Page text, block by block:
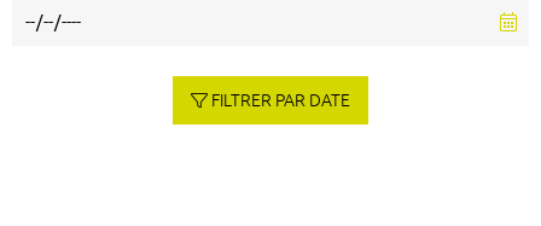
FILTRER PAR DATE